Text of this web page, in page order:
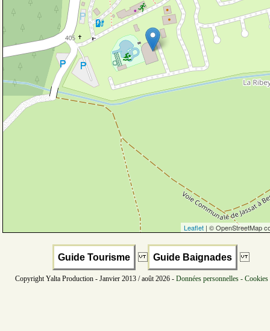
Leaflet | © OpenStreetMap
Guide Tourisme Guide Baignades
Copyright Yalta Production - Janvier 2013 / août 2026 - Données personnelles -